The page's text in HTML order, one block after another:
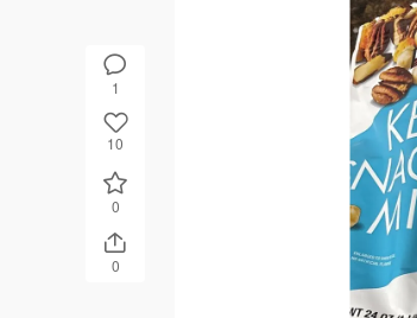
1
10
0
0